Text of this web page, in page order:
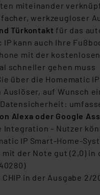
miteinander
werkzeugloser
Türkontakt für das
IP kann auch Ihre
mit der
schneller gehen muss
über die Homematic
Auslöser, auf Wunsch
Alexa oder Google
Integration - Nutzer
IP Smart-Home-
mit der Note gut (2,0)
in der Ausgabe